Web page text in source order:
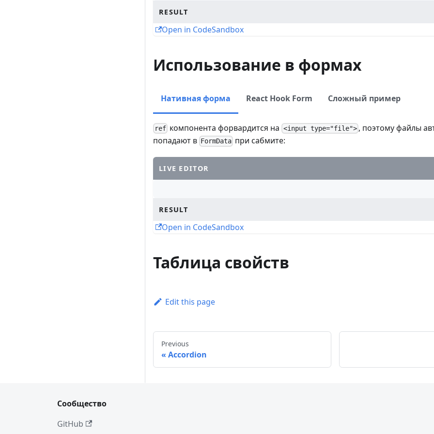
RESULT
Open in CodeSandbox
Использование в формах
Нативная форма React Hook Form Сложный пример
ref компонента форвардится на <input type="file">, поэтому файлы
попадают в FormData при сабмите:
LIVE EDITOR
RESULT
Open in CodeSandbox
Таблица свойств
Edit this page
Previous
Accordion
Сообщество
GitHub